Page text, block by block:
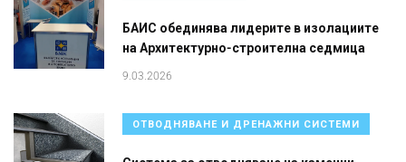
БАИС обединява лидерите в изолациите
на Архитектурно-строителна седмица
9.03.2026
ОТВОДНЯВАНЕ И ДРЕНАЖНИ СИСТЕМИ